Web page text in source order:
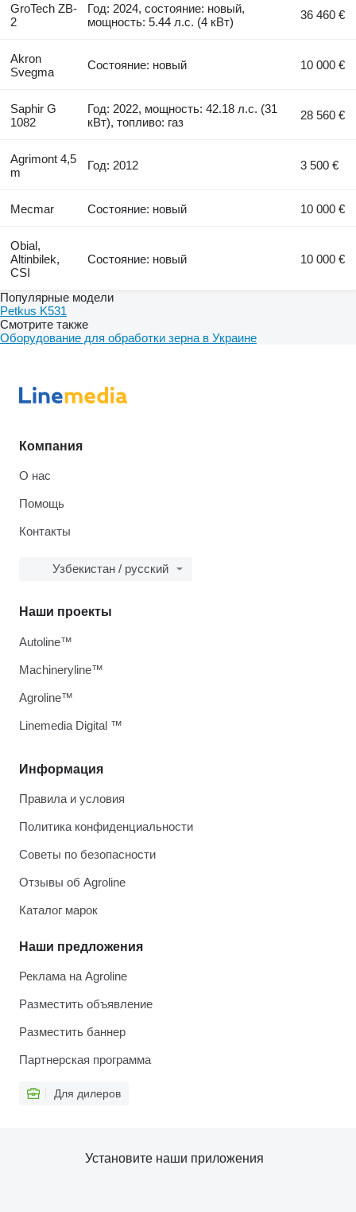
GroTech ZB-
2
Год: 2024, состояние: новый,
мощность: 5.44 л.с. (4 кВт)
36 460 €
Akron
Svegma
Состояние: новый 10 000 €
Saphir G
1082
Год: 2022, мощность: 42.18 л.с. (31
кВт), топливо: газ
28 560 €
Agrimont 4,5
m
Год: 2012 3 500 €
Mecmar Состояние: новый 10 000 €
Obial,
Altinbilek,
CSI
Состояние: новый 10 000 €
Популярные модели
Petkus K531
Смотрите также
Оборудование для обработки зерна в Украине
Компания
О нас
Помощь
Контакты
Узбекистан / русский
Информация
Правила и условия
Политика конфиденциальности
Советы по безопасности
Отзывы об Agroline
Каталог марок
Наши предложения
Реклама на Agroline
Разместить объявление
Разместить баннер
Партнерская программа
Для дилеров
Наши проекты
Autoline™
Machineryline™
Agroline™
Linemedia Digital ™
Установите наши приложения